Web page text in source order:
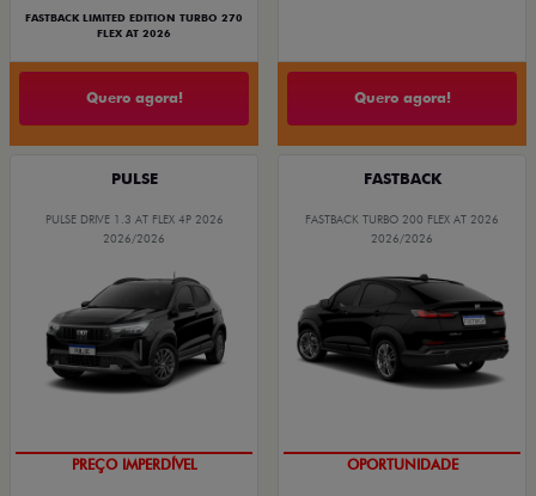
FASTBACK LIMITED EDITION TURBO 270
FLEX AT 2026
Quero agora! Quero agora!
PULSE
PULSE DRIVE 1.3 AT FLEX 4P 2026
2026/2026
PREÇO IMPERDÍVEL
FASTBACK
FASTBACK TURBO 200 FLEX AT 2026
2026/2026
OPORTUNIDADE